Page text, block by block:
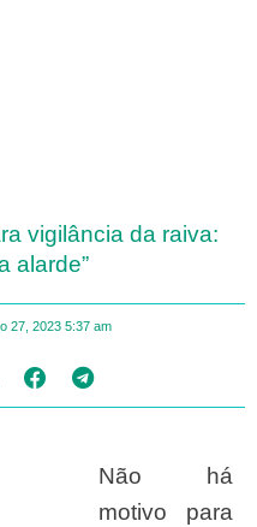
vigilância da raiva:
alarde”
27, 2023 5:37 am
Não há
motivo para